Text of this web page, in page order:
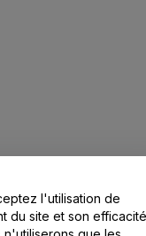
l'utilisation de
du site et son efficacité